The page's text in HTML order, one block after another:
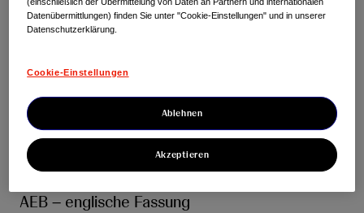
Lieferant:innen und
AEB – deutsche Fassung
Download
AEB – englische Fassung
Datenübermittlungen) finden Sie unter "Cookie-Einstellungen" und in unserer
Datenschutzerklärung.
Cookie-Einstellungen
Ablehnen
Akzeptieren